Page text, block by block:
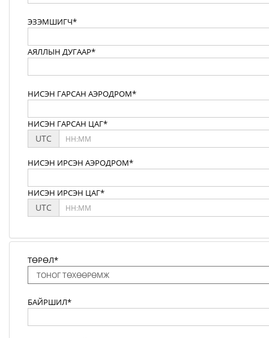
ЭЗЭМШИГЧ*
АЯЛЛЫН ДУГААР*
НИСЭН ГАРСАН АЭРОДРОМ*
НИСЭН ГАРСАН ЦАГ*
UTC
НИСЭН ИРСЭН АЭРОДРОМ*
НИСЭН ИРСЭН ЦАГ*
UTC
ТӨРӨЛ*
БАЙРШИЛ*